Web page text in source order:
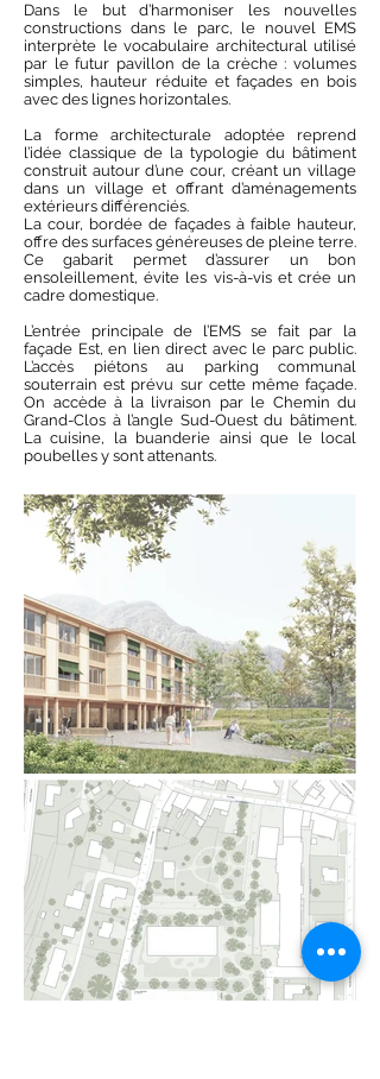
Dans le but d’harmoniser les nouvelles
constructions dans le parc, le nouvel EMS
interprète le vocabulaire architectural utilisé
par le futur pavillon de la crèche : volumes
simples, hauteur réduite et façades en bois
avec des lignes horizontales.
La forme architecturale adoptée reprend
l’idée classique de la typologie du bâtiment
construit autour d’une cour, créant un village
dans un village et offrant d’aménagements
extérieurs différenciés.
La cour, bordée de façades à faible hauteur,
offre des surfaces généreuses de pleine terre.
Ce gabarit permet d’assurer un bon
ensoleillement, évite les vis-à-vis et crée un
cadre domestique.
L’entrée principale de l’EMS se fait par la
façade Est, en lien direct avec le parc public.
L’accès piétons au parking communal
souterrain est prévu sur cette même façade.
On accède à la livraison par le Chemin du
Grand-Clos à l’angle Sud-Ouest du bâtiment.
La cuisine, la buanderie ainsi que le local
poubelles y sont attenants.